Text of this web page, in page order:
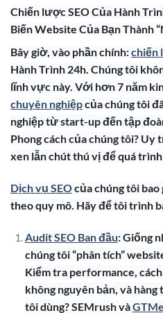
Chiến lược SEO Của Hành
Biến Website Của Bạn Thành
Bây giờ, vào phần chính:chiến
Hành Trình 24h. Chúng tôi
lĩnh vực này. Với hơn 7 năm
chuyên nghiệpcủa chúng tôi
nghiệp từ start-up đến tập
Phong cách của chúng tôi? Uy
xen lẫn chút thú vị để quá
Dịch vụ SEOcủa chúng tôi
theo quy mô. Hãy để tôi trình
Audit SEO Ban đầu: Giống
chúng tôi “phân tích”
Kiểm tra performance,
không nguyên bản, và
tôi dùng? SEMrush và